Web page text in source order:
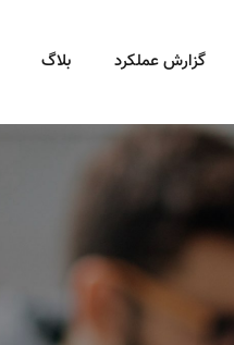
گزارش عملکرد بلاگ